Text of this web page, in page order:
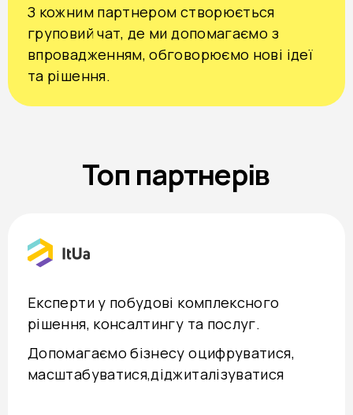
З кожним партнером створюється
груповий чат, де ми допомагаємо з
впровадженням, обговорюємо нові ідеї
та рішення.
Топ партнерів
Експерти у побудові комплексного
рішення, консалтингу та послуг.
Допомагаємо бізнесу оцифруватися,
масштабуватися,діджиталізуватися